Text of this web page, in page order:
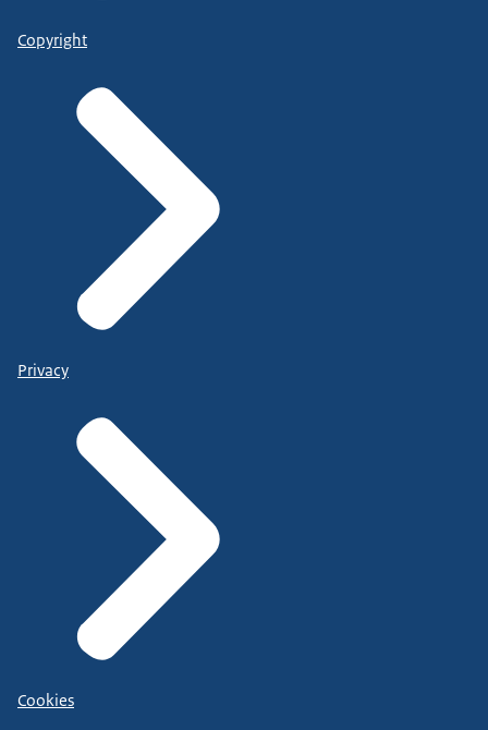
Copyright
Privacy
Cookies